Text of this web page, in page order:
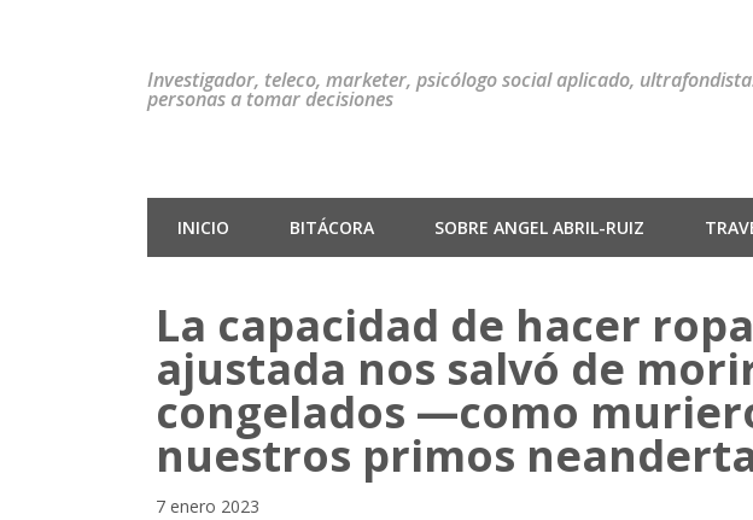
Investigador, teleco, marketer, psicólogo social aplicado,
personas a tomar decisiones
INICIO BITÁCORA SOBRE ANGEL ABRIL-RUIZ
La capacidad de hacer
ajustada nos salvó de
congelados —como
nuestros primos
7 enero 2023